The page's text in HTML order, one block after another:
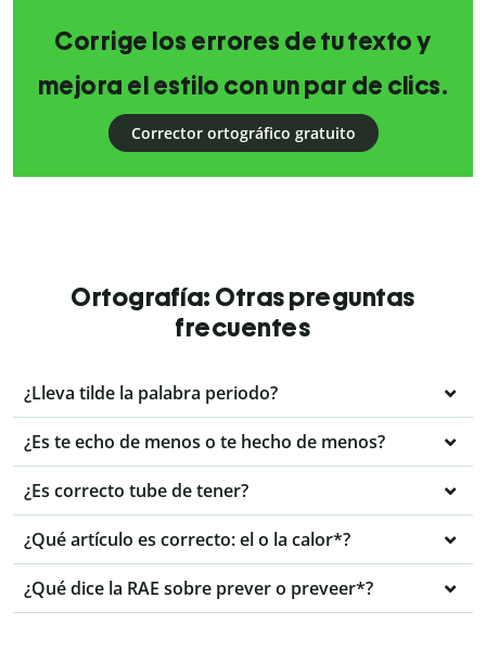
Corrige los errores de tu texto y
mejora el estilo con un par de clics.
Corrector ortográfico gratuito
Ortografía: Otras preguntas
frecuentes
¿Lleva tilde la palabra periodo?
¿Es te echo de menos o te hecho de menos?
¿Es correcto tube de tener?
¿Qué artículo es correcto: el o la calor*?
¿Qué dice la RAE sobre prever o preveer*?